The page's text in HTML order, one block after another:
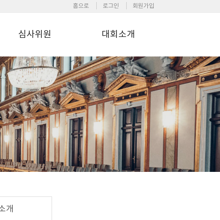
홈으로 로그인 회원가입
심사위원 대회소개
개